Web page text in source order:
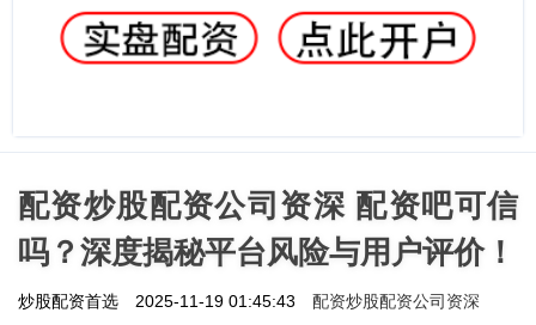
配资炒股配资公司资深 配资吧可信
吗？深度揭秘平台风险与用户评价！
炒股配资首选 2025-11-19 01:45:43 配资炒股配资公司资深